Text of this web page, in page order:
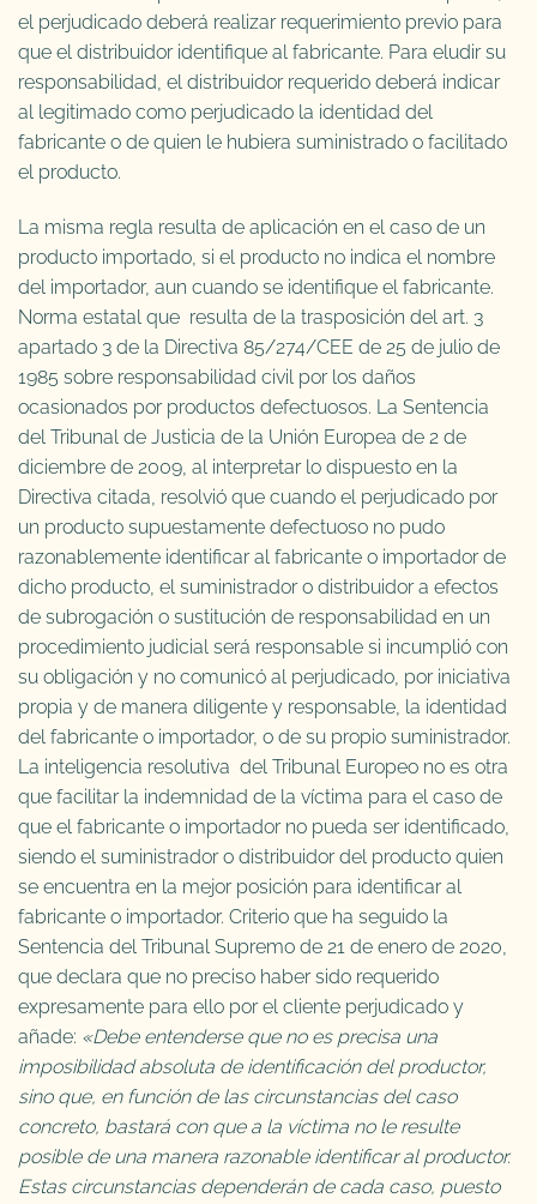
el perjudicado deberá realizar requerimiento previo para
que el distribuidor identifique al fabricante. Para eludir su
responsabilidad, el distribuidor requerido deberá indicar
al legitimado como perjudicado la identidad del
fabricante o de quien le hubiera suministrado o facilitado
el producto.
La misma regla resulta de aplicación en el caso de un
producto importado, si el producto no indica el nombre
del importador, aun cuando se identifique el fabricante.
Norma estatal que resulta de la trasposición del art. 3
apartado 3 de la Directiva 85/274/CEE de 25 de julio de
1985 sobre responsabilidad civil por los daños
ocasionados por productos defectuosos. La Sentencia
del Tribunal de Justicia de la Unión Europea de 2 de
diciembre de 2009, al interpretar lo dispuesto en la
Directiva citada, resolvió que cuando el perjudicado por
un producto supuestamente defectuoso no pudo
razonablemente identificar al fabricante o importador de
dicho producto, el suministrador o distribuidor a efectos
de subrogación o sustitución de responsabilidad en un
procedimiento judicial será responsable si incumplió con
su obligación y no comunicó al perjudicado, por iniciativa
propia y de manera diligente y responsable, la identidad
del fabricante o importador, o de su propio suministrador.
La inteligencia resolutiva del Tribunal Europeo no es otra
que facilitar la indemnidad de la víctima para el caso de
que el fabricante o importador no pueda ser identificado,
siendo el suministrador o distribuidor del producto quien
se encuentra en la mejor posición para identificar al
fabricante o importador. Criterio que ha seguido la
Sentencia del Tribunal Supremo de 21 de enero de 2020,
que declara que no preciso haber sido requerido
expresamente para ello por el cliente perjudicado y
añade: «Debe entenderse que no es precisa una
imposibilidad absoluta de identificación del productor,
sino que, en función de las circunstancias del caso
concreto, bastará con que a la víctima no le resulte
posible de una manera razonable identificar al productor.
Estas circunstancias dependerán de cada caso, puesto